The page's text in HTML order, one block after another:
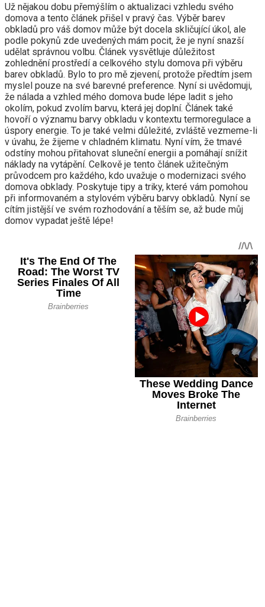
Už nějakou dobu přemýšlím o aktualizaci vzhledu svého
domova a tento článek přišel v pravý čas. Výběr barev
obkladů pro váš domov může být docela skličující úkol, ale
podle pokynů zde uvedených mám pocit, že je nyní snazší
udělat správnou volbu. Článek vysvětluje důležitost
zohlednění prostředí a celkového stylu domova při výběru
barev obkladů. Bylo to pro mě zjevení, protože předtím jsem
myslel pouze na své barevné preference. Nyní si uvědomuji,
že nálada a vzhled mého domova bude lépe ladit s jeho
okolím, pokud zvolím barvu, která jej doplní. Článek také
hovoří o významu barvy obkladu v kontextu termoregulace a
úspory energie. To je také velmi důležité, zvláště vezmeme-li
v úvahu, že žijeme v chladném klimatu. Nyní vím, že tmavé
odstíny mohou přitahovat sluneční energii a pomáhají snížit
náklady na vytápění. Celkově je tento článek užitečným
průvodcem pro každého, kdo uvažuje o modernizaci svého
domova obklady. Poskytuje tipy a triky, které vám pomohou
při informovaném a stylovém výběru barvy obkladů. Nyní se
cítím jistější ve svém rozhodování a těším se, až bude můj
domov vypadat ještě lépe!